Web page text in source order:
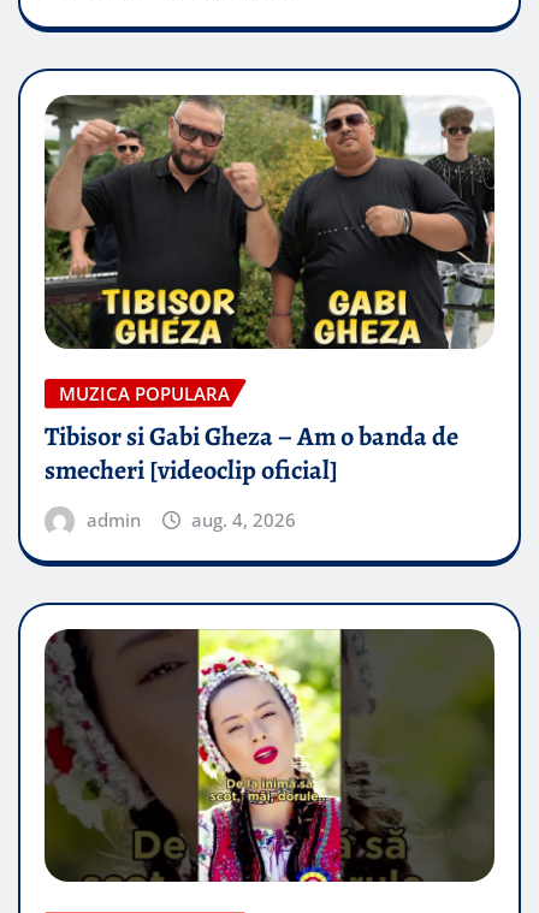
MUZICA POPULARA
Tibisor si Gabi Gheza – Am o banda de
smecheri [videoclip oficial]
admin aug. 4, 2026